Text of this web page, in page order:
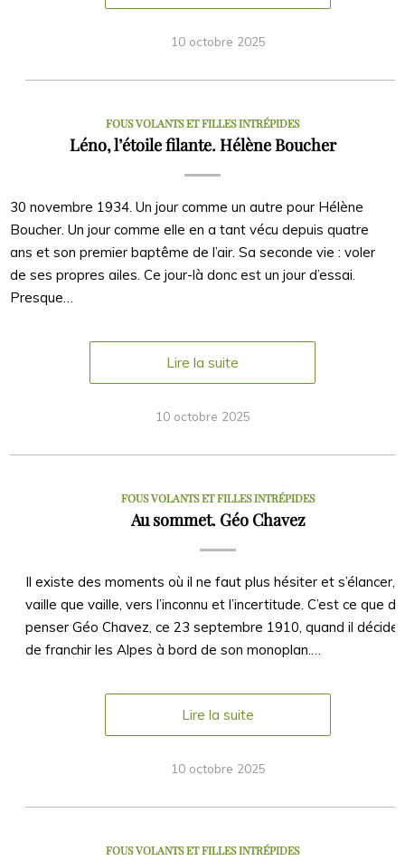
10 octobre 2025
FOUS VOLANTS ET FILLES INTRÉPIDES
Léno, l’étoile filante. Hélène Boucher
30 novembre 1934. Un jour comme un autre pour Hélène
Boucher. Un jour comme elle en a tant vécu depuis quatre
ans et son premier baptême de l’air. Sa seconde vie : voler
de ses propres ailes. Ce jour-là donc est un jour d’essai.
Presque…
Lire la suite
10 octobre 2025
FOUS VOLANTS ET FILLES INTRÉPIDES
Au sommet. Géo Chavez
Il existe des moments où il ne faut plus hésiter et s’élancer,
vaille que vaille, vers l’inconnu et l’incertitude. C’est ce que
penser Géo Chavez, ce 23 septembre 1910, quand il décide
de franchir les Alpes à bord de son monoplan.…
Lire la suite
10 octobre 2025
FOUS VOLANTS ET FILLES INTRÉPIDES